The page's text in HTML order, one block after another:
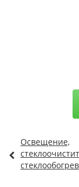
Освещение,